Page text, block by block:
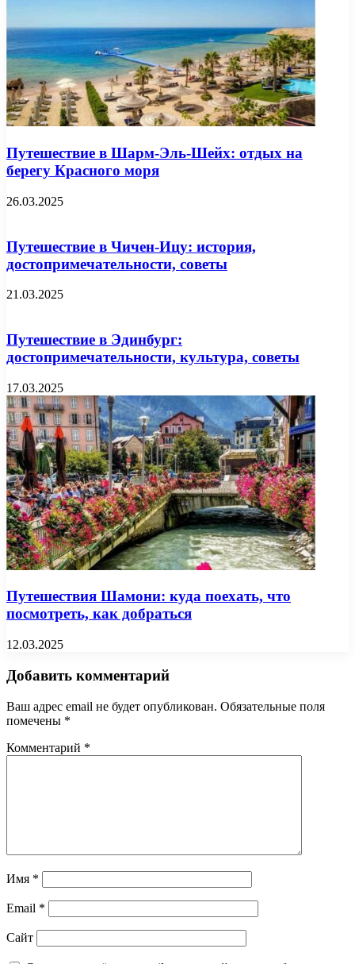
Путешествие в Шарм-Эль-Шейх: отдых на
берегу Красного моря
26.03.2025
Путешествие в Чичен-Ицу: история,
достопримечательности, советы
21.03.2025
Путешествие в Эдинбург:
достопримечательности, культура, советы
17.03.2025
Путешествия Шамони: куда поехать, что
посмотреть, как добраться
12.03.2025
Добавить комментарий
Ваш адрес email не будет опубликован. Обязательные поля
помечены *
Комментарий *
Имя *
Email *
Сайт